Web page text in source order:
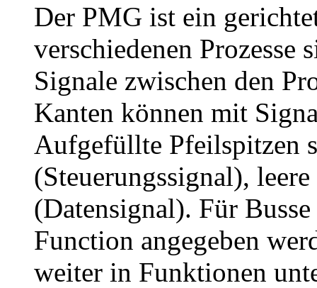
Der PMG ist ein
verschiedenen Prozesse
Signale zwischen den
Kanten können mit
Aufgefüllte Pfeilspitzen
(Steuerungssignal),
(Datensignal). Für
Function angegeben
weiter in Funktionen